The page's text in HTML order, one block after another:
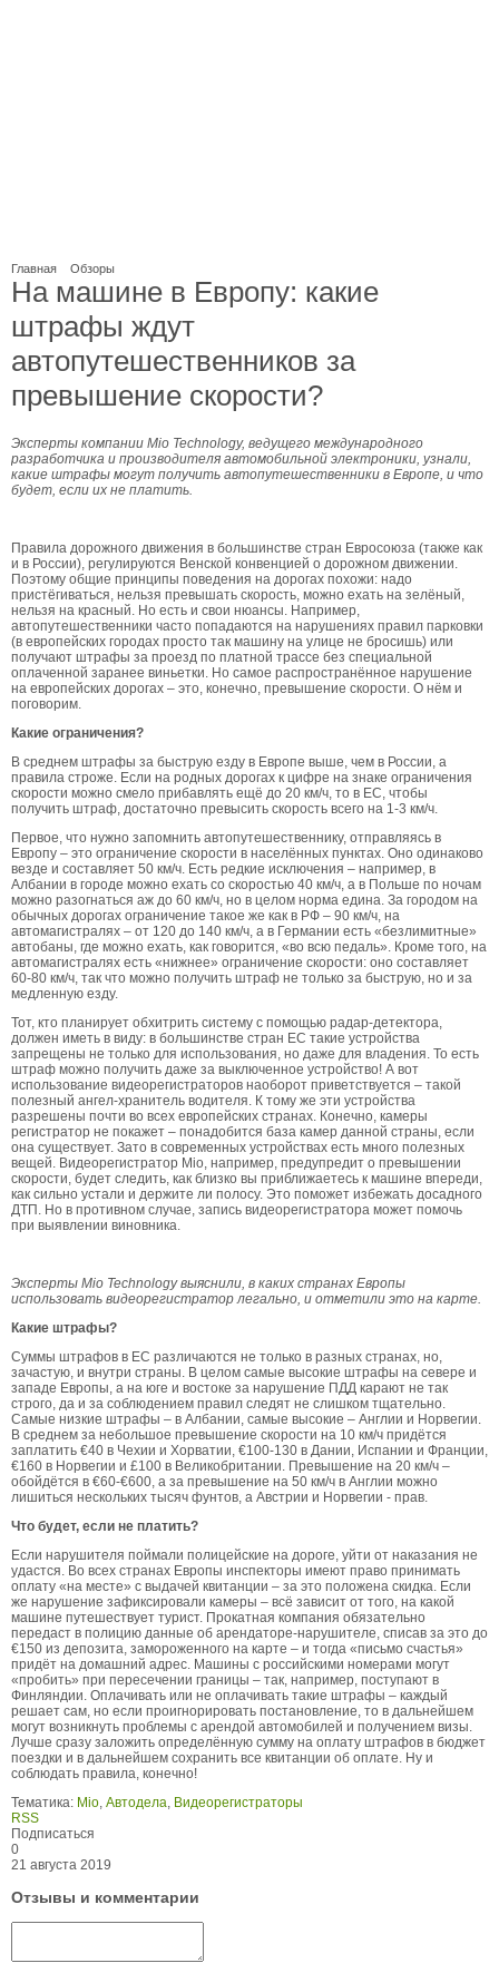
Главная Обзоры
На машине в Европу: какие
штрафы ждут
автопутешественников за
превышение скорости?
Эксперты компании Mio Technology, ведущего международного
разработчика и производителя автомобильной электроники, узнали,
какие штрафы могут получить автопутешественники в Европе, и что
будет, если их не платить.
Правила дорожного движения в большинстве стран Евросоюза (также как
и в России), регулируются Венской конвенцией о дорожном движении.
Поэтому общие принципы поведения на дорогах похожи: надо
пристёгиваться, нельзя превышать скорость, можно ехать на зелёный,
нельзя на красный. Но есть и свои нюансы. Например,
автопутешественники часто попадаются на нарушениях правил парковки
(в европейских городах просто так машину на улице не бросишь) или
получают штрафы за проезд по платной трассе без специальной
оплаченной заранее виньетки. Но самое распространённое нарушение
на европейских дорогах – это, конечно, превышение скорости. О нём и
поговорим.
Какие ограничения?
В среднем штрафы за быструю езду в Европе выше, чем в России, а
правила строже. Если на родных дорогах к цифре на знаке ограничения
скорости можно смело прибавлять ещё до 20 км/ч, то в ЕС, чтобы
получить штраф, достаточно превысить скорость всего на 1-3 км/ч.
Первое, что нужно запомнить автопутешественнику, отправляясь в
Европу – это ограничение скорости в населённых пунктах. Оно одинаково
везде и составляет 50 км/ч. Есть редкие исключения – например, в
Албании в городе можно ехать со скоростью 40 км/ч, а в Польше по ночам
можно разогнаться аж до 60 км/ч, но в целом норма едина. За городом на
обычных дорогах ограничение такое же как в РФ – 90 км/ч, на
автомагистралях – от 120 до 140 км/ч, а в Германии есть «безлимитные»
автобаны, где можно ехать, как говорится, «во всю педаль». Кроме того, на
автомагистралях есть «нижнее» ограничение скорости: оно составляет
60-80 км/ч, так что можно получить штраф не только за быструю, но и за
медленную езду.
Тот, кто планирует обхитрить систему с помощью радар-детектора,
должен иметь в виду: в большинстве стран ЕС такие устройства
запрещены не только для использования, но даже для владения. То есть
штраф можно получить даже за выключенное устройство! А вот
использование видеорегистраторов наоборот приветствуется – такой
полезный ангел-хранитель водителя. К тому же эти устройства
разрешены почти во всех европейских странах. Конечно, камеры
регистратор не покажет – понадобится база камер данной страны, если
она существует. Зато в современных устройствах есть много полезных
вещей. Видеорегистратор Mio, например, предупредит о превышении
скорости, будет следить, как близко вы приближаетесь к машине впереди,
как сильно устали и держите ли полосу. Это поможет избежать досадного
ДТП. Но в противном случае, запись видеорегистратора может помочь
при выявлении виновника.
Эксперты Mio Technology выяснили, в каких странах Европы
использовать видеорегистратор легально, и отметили это на карте.
Какие штрафы?
Суммы штрафов в ЕС различаются не только в разных странах, но,
зачастую, и внутри страны. В целом самые высокие штрафы на севере и
западе Европы, а на юге и востоке за нарушение ПДД карают не так
строго, да и за соблюдением правил следят не слишком тщательно.
Самые низкие штрафы – в Албании, самые высокие – Англии и Норвегии.
В среднем за небольшое превышение скорости на 10 км/ч придётся
заплатить €40 в Чехии и Хорватии, €100-130 в Дании, Испании и Франции,
€160 в Норвегии и £100 в Великобритании. Превышение на 20 км/ч –
обойдётся в €60-€600, а за превышение на 50 км/ч в Англии можно
лишиться нескольких тысяч фунтов, а Австрии и Норвегии - прав.
Что будет, если не платить?
Если нарушителя поймали полицейские на дороге, уйти от наказания не
удастся. Во всех странах Европы инспекторы имеют право принимать
оплату «на месте» с выдачей квитанции – за это положена скидка. Если
же нарушение зафиксировали камеры – всё зависит от того, на какой
машине путешествует турист. Прокатная компания обязательно
передаст в полицию данные об арендаторе-нарушителе, списав за это до
€150 из депозита, замороженного на карте – и тогда «письмо счастья»
придёт на домашний адрес. Машины с российскими номерами могут
«пробить» при пересечении границы – так, например, поступают в
Финляндии. Оплачивать или не оплачивать такие штрафы – каждый
решает сам, но если проигнорировать постановление, то в дальнейшем
могут возникнуть проблемы с арендой автомобилей и получением визы.
Лучше сразу заложить определённую сумму на оплату штрафов в бюджет
поездки и в дальнейшем сохранить все квитанции об оплате. Ну и
соблюдать правила, конечно!
Тематика: Mio, Автодела, Видеорегистраторы
RSS
Подписаться
0
21 августа 2019
Отзывы и комментарии